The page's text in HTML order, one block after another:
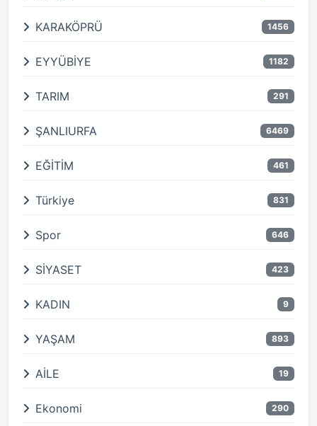
KARAKÖPRÜ 1456
EYYÜBİYE 1182
TARIM 291
ŞANLIURFA 6469
EĞİTİM 461
Türkiye 831
Spor 646
SİYASET 423
KADIN 9
YAŞAM 893
AİLE 19
Ekonomi 290